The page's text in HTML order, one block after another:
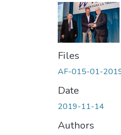
Files
AF-015-01-
Date
2019-11-14
Authors